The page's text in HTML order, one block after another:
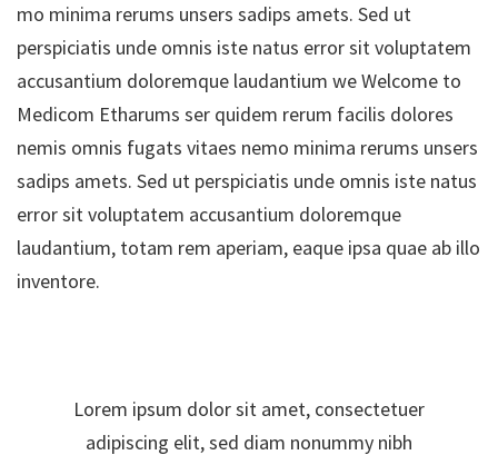
mo minima rerums unsers sadips amets. Sed ut
perspiciatis unde omnis iste natus error sit voluptatem
accusantium doloremque laudantium we Welcome to
Medicom Etharums ser quidem rerum facilis dolores
nemis omnis fugats vitaes nemo minima rerums unsers
sadips amets. Sed ut perspiciatis unde omnis iste natus
error sit voluptatem accusantium doloremque
laudantium, totam rem aperiam, eaque ipsa quae ab illo
inventore.
Lorem ipsum dolor sit amet, consectetuer
adipiscing elit, sed diam nonummy nibh